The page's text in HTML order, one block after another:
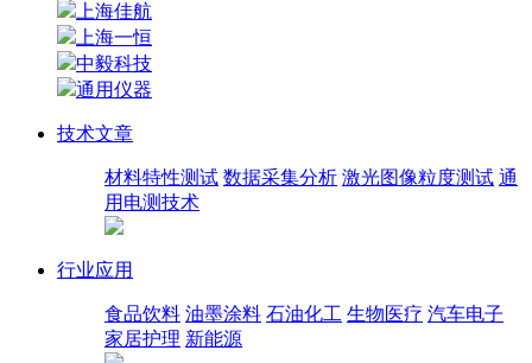
上海佳航
上海一恒
中毅科技
通用仪器
技术文章
材料特性测试 数据采集分析 激光图像粒度测试 通
用电测技术
行业应用
食品饮料 油墨涂料 石油化工 生物医疗 汽车电子
家居护理 新能源